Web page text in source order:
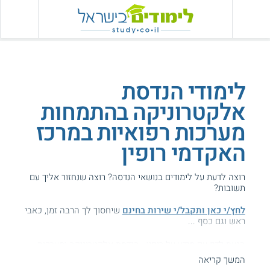
לימודי הנדסת
אלקטרוניקה בהתמחות
מערכות רפואיות במרכז
האקדמי רופין
רוצה לדעת על לימודים בנושאי הנדסה? רוצה שנחזור אליך עם
תשובות?
לחץ/י כאן ותקבל/י שירות בחינם שיחסוך לך הרבה זמן, כאבי
ראש וגם כסף ...
רפואיות.
המשך קריאה